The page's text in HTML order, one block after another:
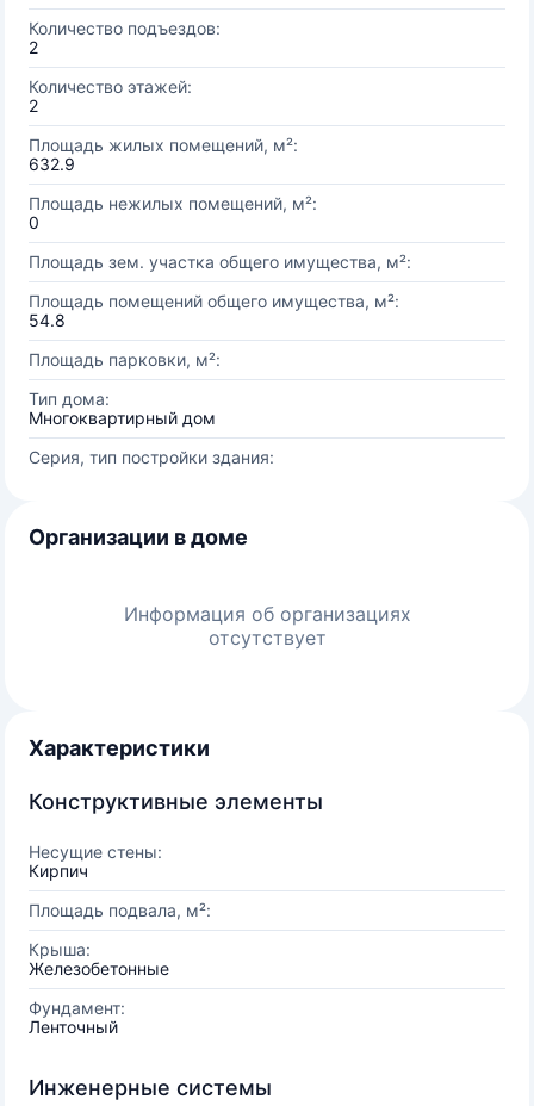
Количество подъездов:
2
Количество этажей:
2
Площадь жилых помещений, м²:
632.9
Площадь нежилых помещений, м²:
0
Площадь зем. участка общего имущества, м²:
Площадь помещений общего имущества, м²:
54.8
Площадь парковки, м²:
Тип дома:
Многоквартирный дом
Серия, тип постройки здания:
Организации в доме
Информация об организациях
отсутствует
Характеристики
Конструктивные элементы
Несущие стены:
Кирпич
Площадь подвала, м²:
Крыша:
Железобетонные
Фундамент:
Ленточный
Инженерные системы